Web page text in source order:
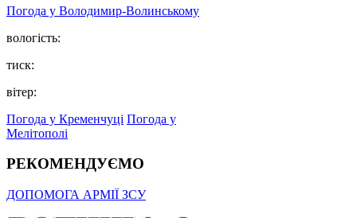
Погода у Володимир-Волинському
вологість:
тиск:
вітер:
Погода у Кременчуці Погода у
Мелітополі
РЕКОМЕНДУЄМО
ДОПОМОГА АРМІЇ ЗСУ